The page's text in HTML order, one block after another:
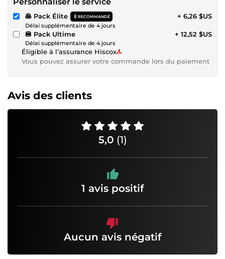
🥞 Pack Élite RECOMMANDÉ
Délai supplémentaire de 4 jours
+ 6,26 $US
🍔 Pack Ultime
Délai supplémentaire de 4 jours
+ 12,52 $US
Éligible à l’assurance Hiscox
Vous pouvez assurer votre commande lors du paiement
Avis des clients
5,0 (1)
1 avis positif
Aucun avis négatif